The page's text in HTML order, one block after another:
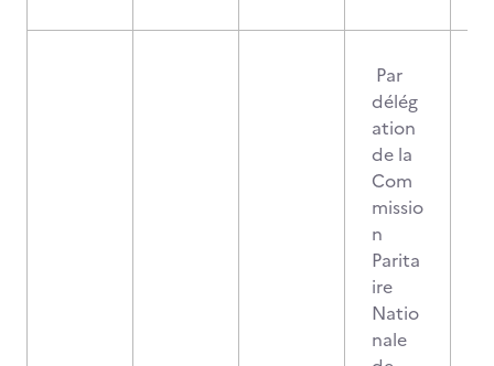
Par
délég
ation
de la
Com
missio
n
Parita
ire
Natio
nale